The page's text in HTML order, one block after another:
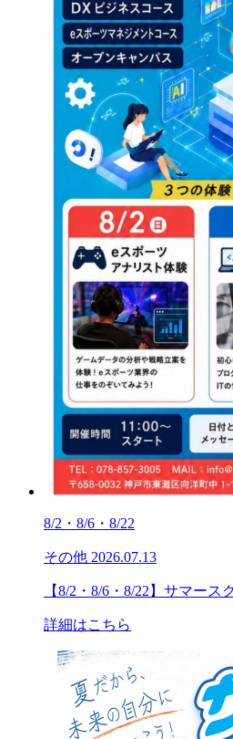
8/2・8/6・8/22
その他 2026.07.13
【8/2・8/6・8/22】サマース
詳細はこちら